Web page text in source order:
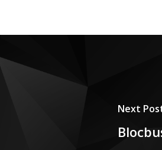
Next